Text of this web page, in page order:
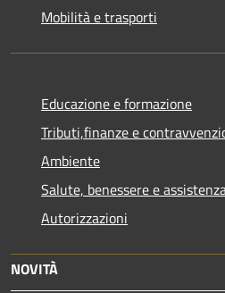
Mobilità e trasporti
Educazione e formazione
Tributi,finanze e
Ambiente
Salute, benessere e
Autorizzazioni
NOVITÀ